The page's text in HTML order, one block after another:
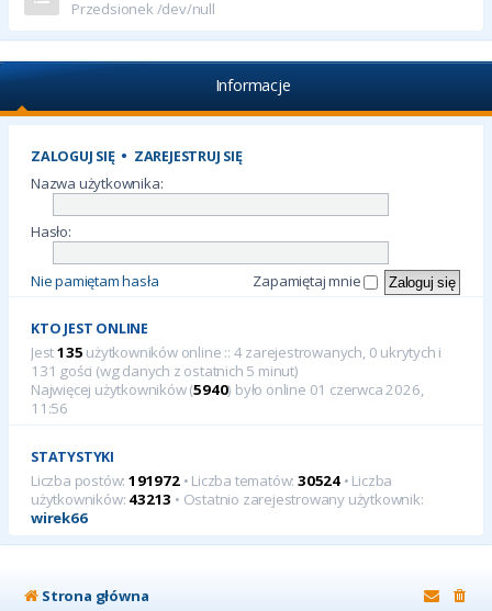
Przedsionek /dev/null
Informacje
ZALOGUJ SIĘ• ZAREJESTRUJ SIĘ
Nazwa użytkownika:
Hasło:
Nie pamiętam hasła Zapamiętaj mnie
KTO JEST ONLINE
Jest135 użytkowników online :: 4 zarejestrowanych, 0 ukrytych i
131 gości (wg danych z ostatnich 5 minut)
Najwięcej użytkowników (5940) było online 01 czerwca 2026,
11:56
STATYSTYKI
Liczba postów: 191972• Liczba tematów:30524 • Liczba
użytkowników: 43213 • Ostatnio zarejestrowany użytkownik:
wirek66
Strona główna